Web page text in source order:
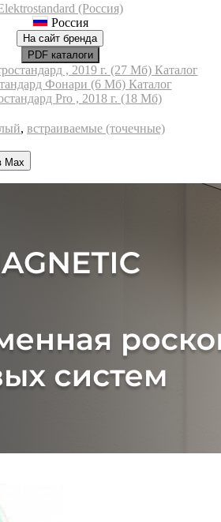
(Россия)
Россия
На сайт бренда
PDF каталоги
, 2019 г. (27 Мб) Каталог
Фонари (6 Мб) Каталог
Pro , 2018 г. (18 Мб)
, встраиваемые (точечные)
Max